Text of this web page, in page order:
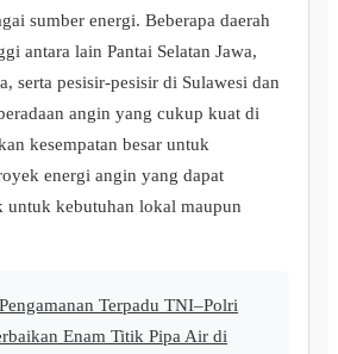
sumber energi. Beberapa daerah
antara lain Pantai Selatan Jawa,
serta pesisir-pesisir di Sulawesi dan
angin yang cukup kuat di
kesempatan besar untuk
energi angin yang dapat
untuk kebutuhan lokal maupun
Pengamanan Terpadu TNI–Polri
Enam Titik Pipa Air di